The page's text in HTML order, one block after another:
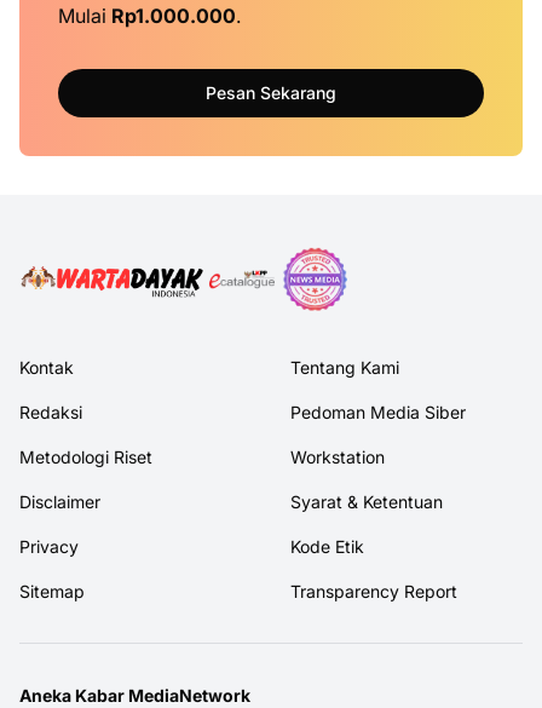
Mulai Rp1.000.000.
Pesan Sekarang
Kontak Tentang Kami
Redaksi Pedoman Media Siber
Metodologi Riset Workstation
Disclaimer Syarat & Ketentuan
Privacy Kode Etik
Sitemap Transparency Report
Aneka Kabar MediaNetwork